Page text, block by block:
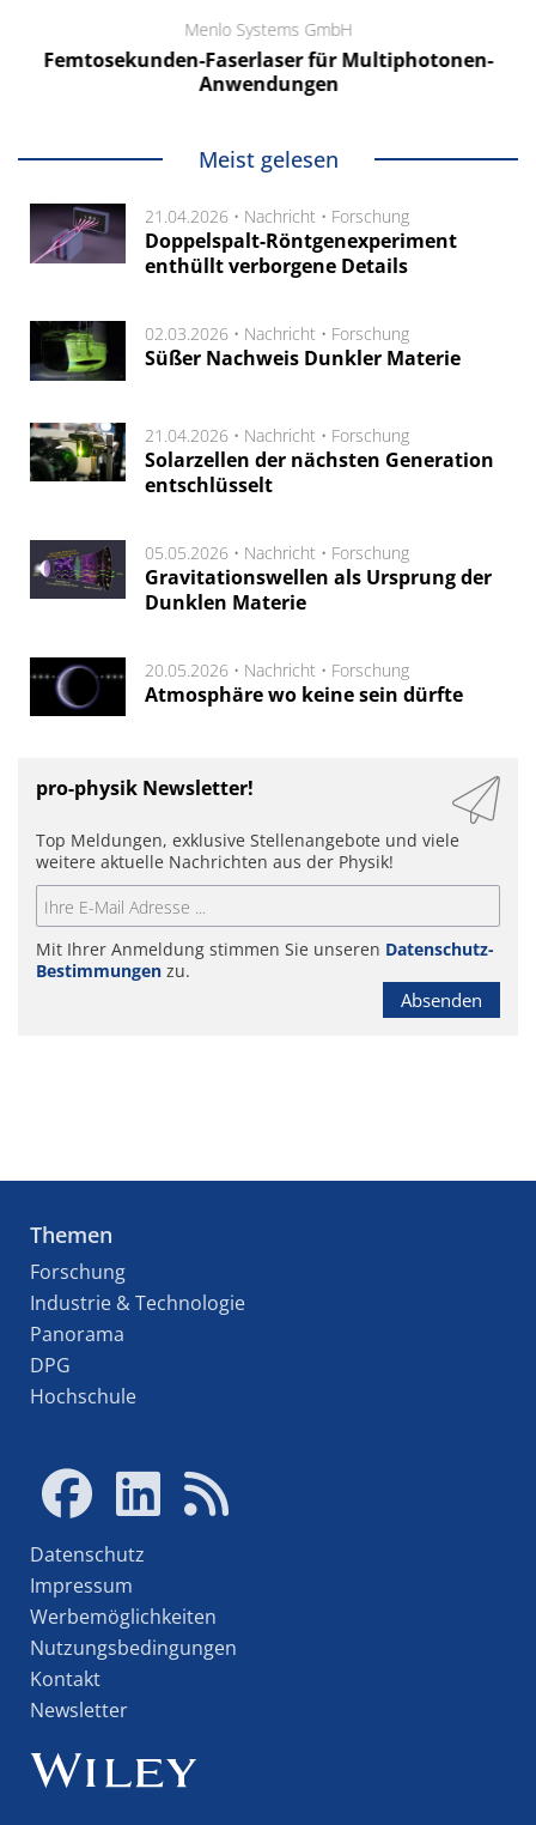
Menlo Systems GmbH
Femtosekunden-Faserlaser für Multiphotonen-
Anwendungen
Meist gelesen
21.04.2026 • Nachricht • Forschung
Doppelspalt-Röntgenexperiment
enthüllt verborgene Details
02.03.2026 • Nachricht • Forschung
Süßer Nachweis Dunkler Materie
21.04.2026 • Nachricht • Forschung
Solarzellen der nächsten Generation
entschlüsselt
05.05.2026 • Nachricht • Forschung
Gravitationswellen als Ursprung der
Dunklen Materie
20.05.2026 • Nachricht • Forschung
Atmosphäre wo keine sein dürfte
pro-physik Newsletter!
Top Meldungen, exklusive Stellenangebote und viele
weitere aktuelle Nachrichten aus der Physik!
Mit Ihrer Anmeldung stimmen Sie unseren Datenschutz-
Bestimmungen zu.
Absenden
Themen
Forschung
Industrie & Technologie
Panorama
DPG
Hochschule
Datenschutz
Impressum
Werbemöglichkeiten
Nutzungsbedingungen
Kontakt
Newsletter